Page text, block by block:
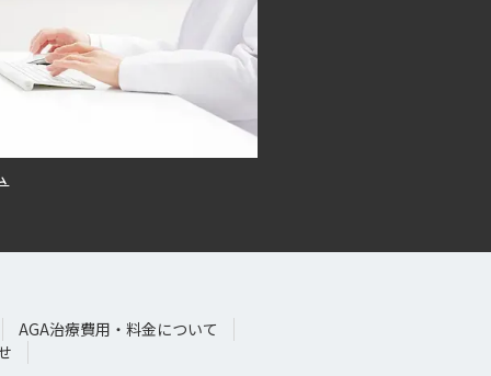
AGA治療費用・料金について